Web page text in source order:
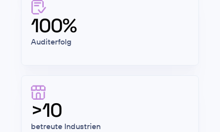
100%
Auditerfolg
>10
betreute Industrien